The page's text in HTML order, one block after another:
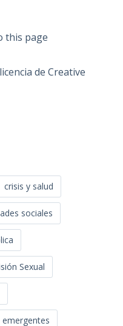
licencia de Creative
crisis y salud
sociales
Sexual